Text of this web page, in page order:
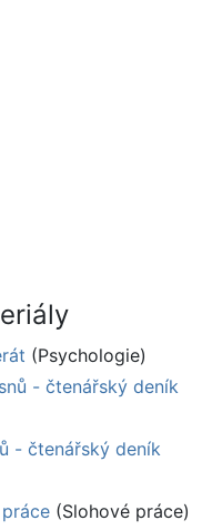
(Psychologie)
- čtenářský deník
- čtenářský deník
(Slohové práce)